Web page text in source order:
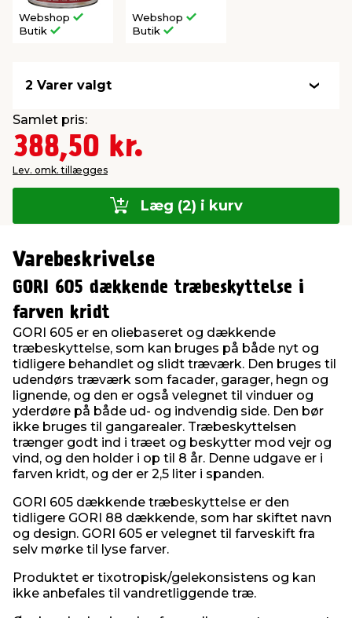
Webshop
Butik
Webshop
Butik
2 Varer valgt
Samlet pris:
388,50 kr.
Lev. omk. tillægges
Læg (2) i kurv
Varebeskrivelse
GORI 605 dækkende træbeskyttelse i
farven kridt
GORI 605 er en oliebaseret og dækkende
træbeskyttelse, som kan bruges på både nyt og
tidligere behandlet og slidt træværk. Den bruges til
udendørs træværk som facader, garager, hegn og
lignende, og den er også velegnet til vinduer og
yderdøre på både ud- og indvendig side. Den bør
ikke bruges til gangarealer. Træbeskyttelsen
trænger godt ind i træet og beskytter mod vejr og
vind, og den holder i op til 8 år. Denne udgave er i
farven kridt, og der er 2,5 liter i spanden.
GORI 605 dækkende træbeskyttelse er den
tidligere GORI 88 dækkende, som har skiftet navn
og design. GORI 605 er velegnet til farveskift fra
selv mørke til lyse farver.
Produktet er tixotropisk/gelekonsistens og kan
ikke anbefales til vandretliggende træ.